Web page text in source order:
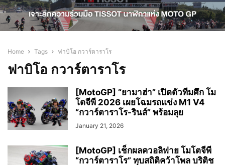
Home Tags ฟาบิโอ กวาร์ตาราโร
ฟาบิโอ กวาร์ตาราโร
[MotoGP] “ยามาฮ่า” เปิดตัวทีมศึก โม
โตจีพี 2026 เผยโฉมรถแข่ง M1 V4
“กวาร์ตาราโร-รินส์” พร้อมลุย
January 21, 2026
[MotoGP] เช็กผลควอลิฟาย โมโตจีพี
“กวาร์ตาราโร” ทุบสถิติคว้าโพล บริติช